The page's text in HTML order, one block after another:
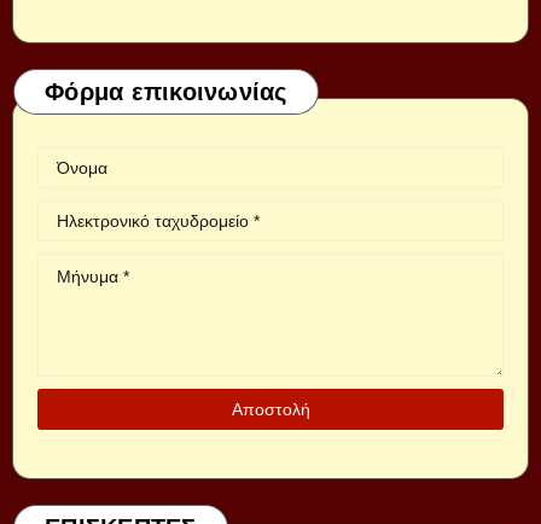
Φόρμα επικοινωνίας